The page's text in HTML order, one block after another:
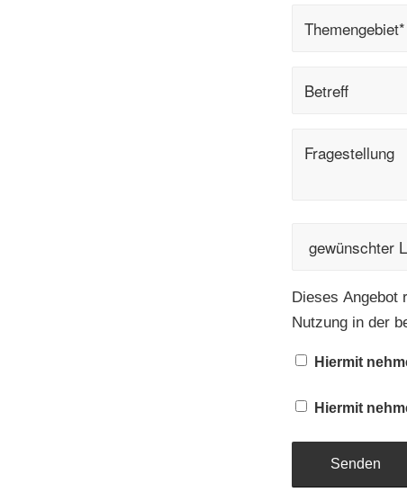
Dieses Angebot
Nutzung in der
Hiermit
Hiermit